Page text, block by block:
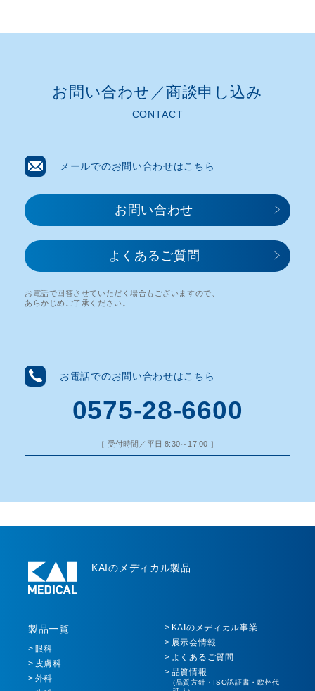
お問い合わせ／商談申し込み​
CONTACT
メールでのお問い合わせはこちら
お問い合わせ​
よくあるご質問
お電話で回答させていただく場合もございますので、
あらかじめご了承ください。
お電話でのお問い合わせはこちら
0575-28-6600
［ 受付時間／平日 8:30～17:00 ］
KAIのメディカル製品
製品一覧
眼科
皮膚科
外科
KAIのメディカル事業
展示会情報
よくあるご質問
品質情報
(品質方針・ISO認証書・欧州代